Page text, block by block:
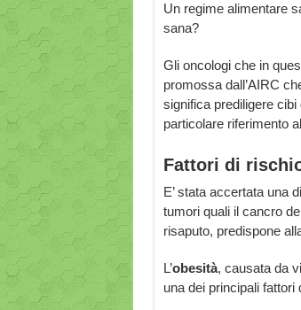
Un regime alimentare
sana?
Gli oncologi che in
promossa dall’AIRC
significa prediligere
particolare riferimento
Fattori di
E’ stata accertata una
tumori quali il cancro
risaputo, predispone
L’obesità, causata da
una dei principali